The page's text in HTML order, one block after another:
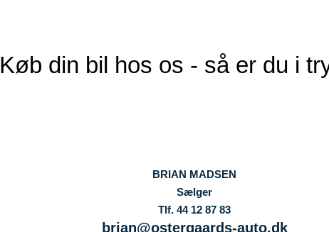
Køb din bil hos os - så er du i
BRIAN MADSEN
Sælger
Tlf. 44 12 87 83
brian@ostergaards-auto.dk